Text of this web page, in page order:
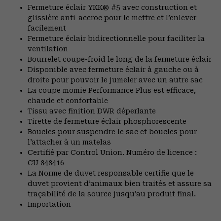
Fermeture éclair YKK® #5 avec construction et
glissière anti-accroc pour le mettre et l’enlever
facilement
Fermeture éclair bidirectionnelle pour faciliter la
ventilation
Bourrelet coupe-froid le long de la fermeture éclair
Disponible avec fermeture éclair à gauche ou à
droite pour pouvoir le jumeler avec un autre sac
La coupe momie Performance Plus est efficace,
chaude et confortable
Tissu avec finition DWR déperlante
Tirette de fermeture éclair phosphorescente
Boucles pour suspendre le sac et boucles pour
l’attacher à un matelas
Certifié par Control Union. Numéro de licence :
CU 848416
La Norme de duvet responsable certifie que le
duvet provient d’animaux bien traités et assure sa
traçabilité de la source jusqu’au produit final.
Importation